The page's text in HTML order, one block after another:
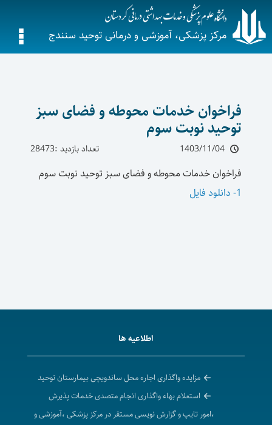
مرکز پزشکی، آموزشی و درمانی توحید سنندج
فراخوان خدمات محوطه و فضای سبز
توحید نوبت سوم
تعداد بازدید :28473
فراخوان خدمات محوطه و فضای سبز توحید نوبت سوم
1- دانلود فایل
اطلاعیه ها
مزایده واگذاری اجاره محل ساندویچی بیمارستان توحید
استعلام بهاء واگذاری انجام متصدی خدمات پذیرش
،امور تایپ و گزارش نویسی مستقر در مرکز پزشکی ،آموزشی و